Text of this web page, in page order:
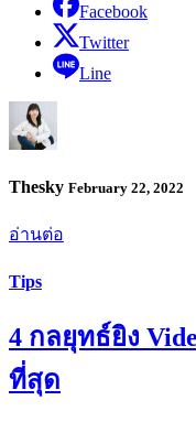
Facebook
Twitter
Line
Thesky February 22, 2022
อ่านต่อ
Tips
4 กลยุทธ์ยิง
ที่สุด